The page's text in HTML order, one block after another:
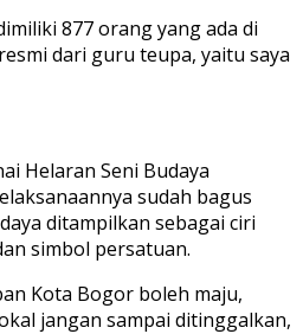
877 orang yang ada di
dari guru teupa, yaitu saya
Helaran Seni Budaya
sudah bagus
ditampilkan sebagai ciri
simbol persatuan.
Kota Bogor boleh maju,
jangan sampai ditinggalkan,